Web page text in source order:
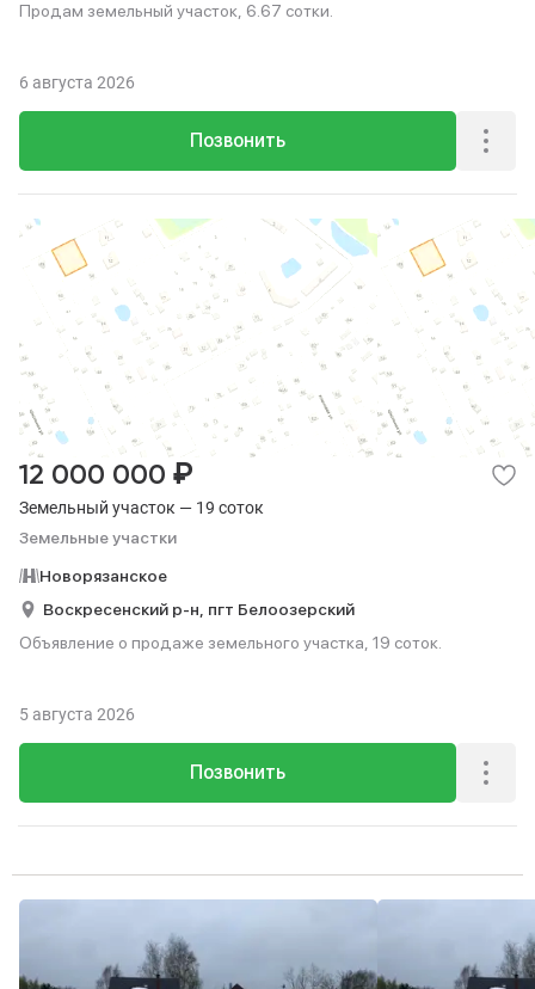
Продам земельный участок, 6.67 сотки.
Позвонить
6 августа 2026
Земельный участок — 19 соток
Земельные участки
12 000 000 ₽
Новорязанское
Воскресенский р-н, пгт Белоозерский
Объявление о продаже земельного участка, 19 соток.
Позвонить
5 августа 2026